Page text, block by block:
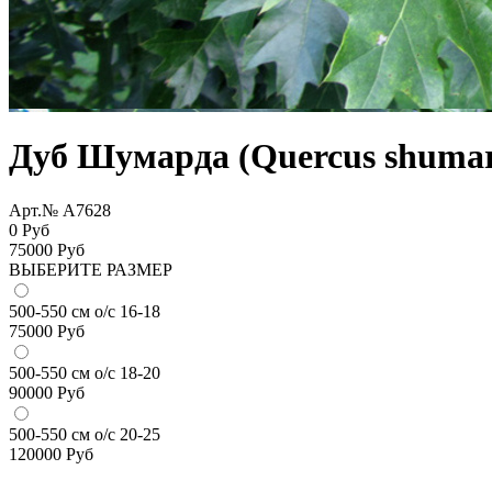
Дуб Шумарда (Quercus
Арт.№ A7628
0 Руб
75000 Руб
ВЫБЕРИТЕ РАЗМЕР
500-550 см о/с 16-18
75000 Руб
500-550 см о/с 18-20
90000 Руб
500-550 см о/с 20-25
120000 Руб